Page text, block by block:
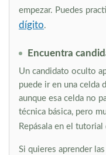
empezar. Puedes
dígito.
Encuentra
Un candidato oculto
puede ir en una celda
aunque esa celda no
técnica básica, pero
Repásala en el tutorial
Si quieres aprender